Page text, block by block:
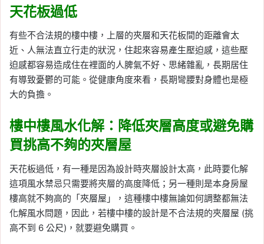
天花板過低
有些不合法規的樓中樓，上層的夾層和天花板間的距離會太
近、人無法直立行走的狀況，住起來容易產生壓迫感，這些壓
迫感都容易造成住在裡面的人脾氣不好、思緒雜亂，長期居住
有導致憂鬱的可能。從健康角度來看，長期彎腰對身體也是極
大的負擔。
樓中樓風水化解：降低夾層高度或避免購
買挑高不夠的夾層屋
天花板過低，有一種是因為設計時夾層設計太高，此時要化解
這項風水禁忌只需要將夾層的高度降低；另一種則是本身房屋
樓高就不夠高的「夾層屋」，這種樓中樓無論如何調整都無法
化解風水問題，因此，若樓中樓的設計是不合法規的夾層屋 (挑
高不到 6 公尺)，就要避免購買。